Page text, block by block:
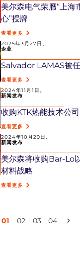
美尔森电气荣膺“上海
心”授牌
查看更多
2025年3月27日。
企业
Salvador LAMAS被
查看更多
2024年11月1日。
新闻发布
收购KTK热能技术公司
查看更多
2024年10月29日。
新闻发布
美尔森将收购Bar-Lo
材料战略
查看更多
Pagination
Current
01
页
02
页
03
页
04
Next